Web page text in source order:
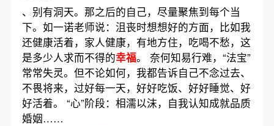
、别有洞天。那之后的自己，尽量聚焦到每个当
下。如一诺老师说：沮丧时想想好的方面，比如我
还健康活着，家人健康，有地方住，吃喝不愁，这
是多少人求而不得的幸福。 奈何知易行难，“法宝”
常常失灵。但不论如何，我都告诉自己不念过去、
不畏将来，过好每一天，好好吃饭、好好睡觉、好
好活着。 “心”阶段：相濡以沫，自我认知成就品质
婚姻……